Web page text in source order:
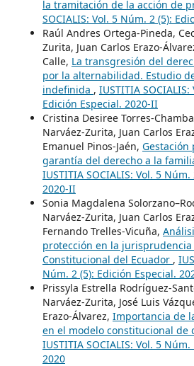
la tramitación de la acción de
SOCIALIS: Vol. 5 Núm. 2 (5):
Raúl Andres Ortega-Pineda,
Zurita, Juan Carlos Erazo-
Calle, La transgresión del
por la alternabilidad. Estudio
indefinida , IUSTITIA
Edición Especial. 2020-II
Cristina Desiree Torres-
Narváez-Zurita, Juan Carlos
Emanuel Pinos-Jaén, Gestación
garantía del derecho a la
IUSTITIA SOCIALIS: Vol. 5
2020-II
Sonia Magdalena
Narváez-Zurita, Juan Carlos
Fernando Trelles-Vicuña,
protección en la jurisprudencia
Constitucional del Ecuador ,
Núm. 2 (5): Edición Especial.
Prissyla Estrella Rodríguez-
Narváez-Zurita, José Luis
Erazo-Álvarez, Importancia de
en el modelo constitucional de
IUSTITIA SOCIALIS: Vol. 5
2020